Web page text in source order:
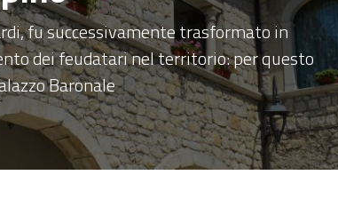
fu successivamente trasformato in
dei feudatari nel territorio: per questo
Baronale